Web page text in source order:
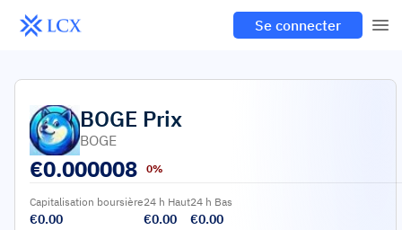
Se connecter
BOGE Prix
BOGE
€0.000008 0%
Capitalisation boursière
€0.00
24 h Haut
€0.00
24 h Bas
€0.00